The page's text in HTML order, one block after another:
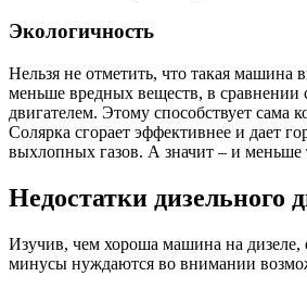
Экологичность
Нельзя не отметить, что такая машина
меньше вредных веществ, в сравнении
двигателем. Этому способствует сама
Солярка сгорает эффективнее и дает
выхлопных газов. А значит – и меньше
Недостатки дизельного
Изучив, чем хороша машина на дизеле,
минусы нуждаются во внимании